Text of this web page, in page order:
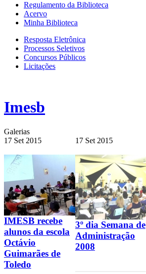
Regulamento da Biblioteca
Acervo
Minha Biblioteca
Resposta Eletrônica
Processos Seletivos
Concursos Públicos
Licitações
Imesb
Galerias
17 Set 2015
IMESB recebe
alunos da escola
Octávio
Guimarães de
Toledo
17 Set 2015
3º dia Semana de
Administração
2008